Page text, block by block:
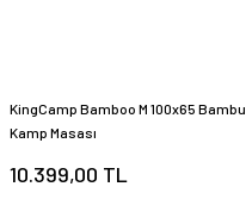
KingCamp Bamboo M 100x65 Bambu
Kamp Masası
10.399,00 TL